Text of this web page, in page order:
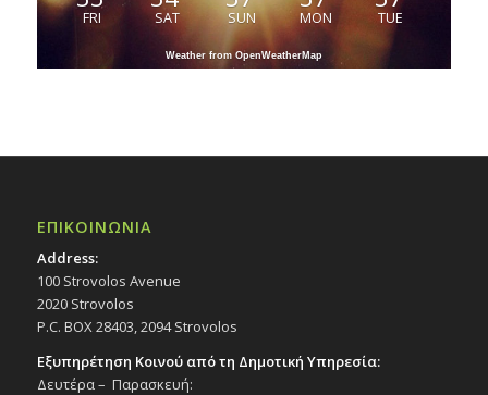
FRI SAT SUN MON TUE
Weather from OpenWeatherMap
ΕΠΙΚΟΙΝΩΝΙΑ
Address:
100 Strovolos Avenue
2020 Strovolos
P.C. BOX 28403, 2094 Strovolos
Εξυπηρέτηση Κοινού από τη Δημοτική Υπηρεσία:
Δευτέρα – Παρασκευή: